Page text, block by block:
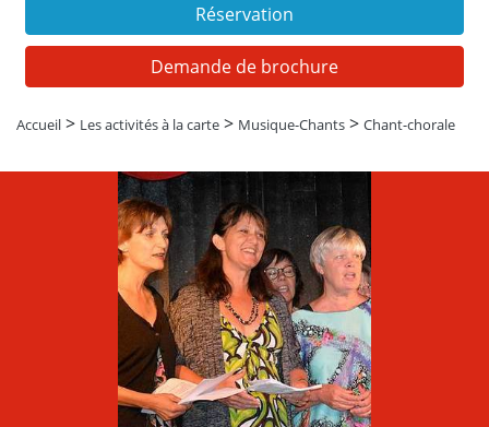
Réservation
Demande de brochure
Accueil > Les activités à la carte > Musique-Chants > Chant-chorale